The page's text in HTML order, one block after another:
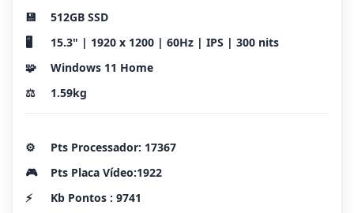
💾
512GB SSD
🖥️
15.3" | 1920 x 1200 | 60Hz | IPS | 300 nits
🧩
Windows 11 Home
⚖️
1.59kg
⚙️
Pts Processador: 17367
🎮
Pts Placa Vídeo:1922
⚡
Kb Pontos : 9741